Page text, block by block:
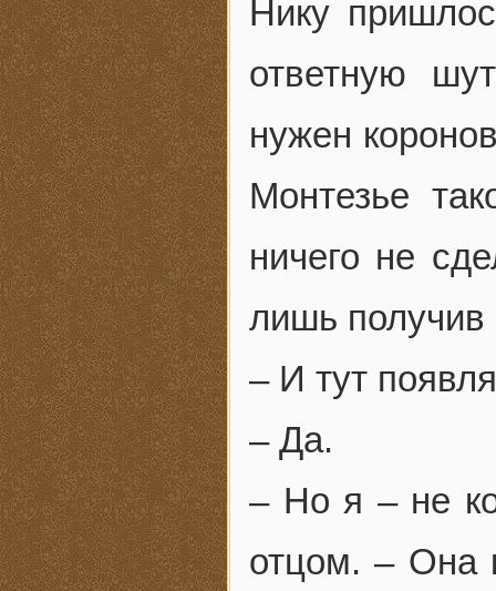
Нику
ответную
нужен
Монтезье
ничего не
лишь получив
– И тут
– Да.
– Но я – не
отцом. – Она